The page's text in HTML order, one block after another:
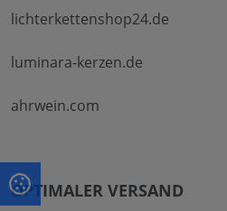
lichterkettenshop24.de
luminara-kerzen.de
ahrwein.com
OPTIMALER VERSAND